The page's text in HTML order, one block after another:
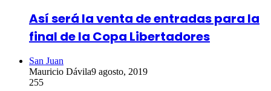
Así será la venta de entradas para la
final de la Copa Libertadores
San Juan
Mauricio Dávila9 agosto, 2019
255